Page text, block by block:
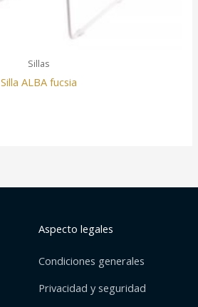
Sillas
Silla ALBA fucsia
Aspecto legales
Condiciones generales
Privacidad y seguridad